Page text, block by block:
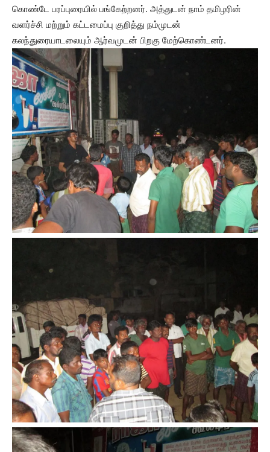
கொண்டே பரப்புரையில் பங்கேற்றனர். அத்துடன் நாம் தமிழரின்
வளர்ச்சி மற்றும் கட்டமைப்பு குறித்து நம்முடன்
கலந்துரையாடலையும் ஆர்வமுடன் பிறகு மேற்கொண்டனர்.